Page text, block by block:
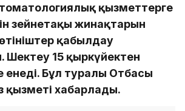
қызметтерге
зейнетақы жинақтарын
қабылдау
Шектеу 15 қыркүйектен
енеді. Бұл туралы Отбасы
қызметі хабарлады.